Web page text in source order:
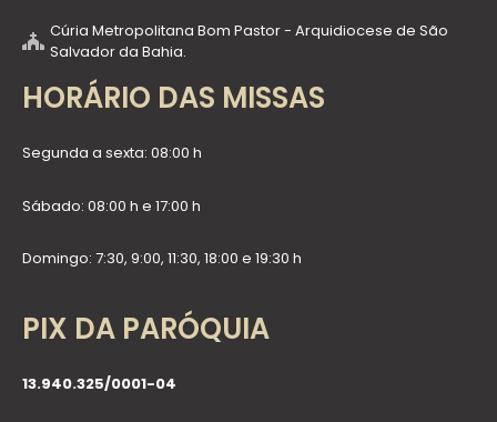
Cúria Metropolitana Bom Pastor - Arquidiocese de São
Salvador da Bahia.
HORÁRIO DAS MISSAS
Segunda a sexta: 08:00 h
Sábado: 08:00 h e 17:00 h
Domingo: 7:30, 9:00, 11:30, 18:00 e 19:30 h
PIX DA PARÓQUIA
13.940.325/0001-04